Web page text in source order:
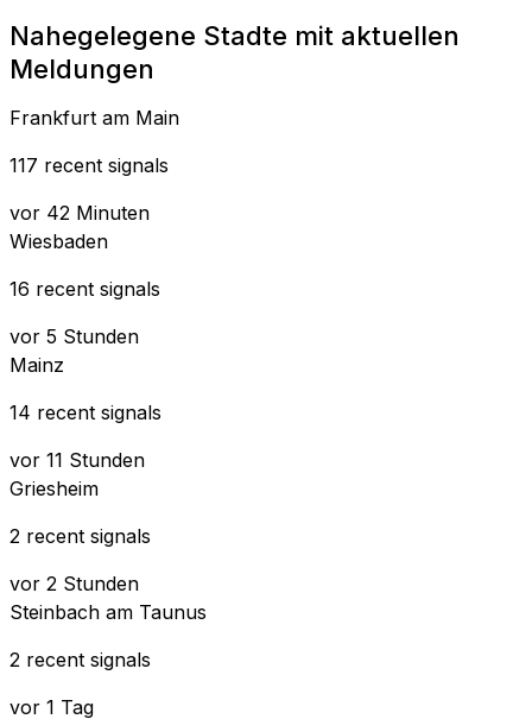
Nahegelegene Stadte mit aktuellen
Meldungen
Frankfurt am Main
117 recent signals
vor 42 Minuten
Wiesbaden
16 recent signals
vor 5 Stunden
Mainz
14 recent signals
vor 11 Stunden
Griesheim
2 recent signals
vor 2 Stunden
Steinbach am Taunus
2 recent signals
vor 1 Tag